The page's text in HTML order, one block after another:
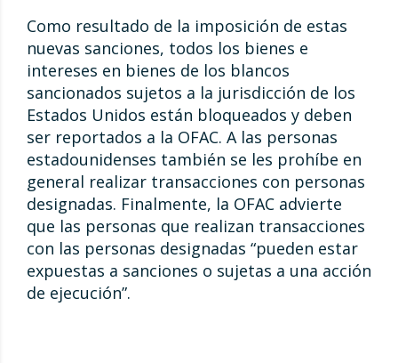
Como resultado de la imposición de estas
nuevas sanciones, todos los bienes e
intereses en bienes de los blancos
sancionados sujetos a la jurisdicción de los
Estados Unidos están bloqueados y deben
ser reportados a la OFAC. A las personas
estadounidenses también se les prohíbe en
general realizar transacciones con personas
designadas. Finalmente, la OFAC advierte
que las personas que realizan transacciones
con las personas designadas “pueden estar
expuestas a sanciones o sujetas a una acción
de ejecución”.